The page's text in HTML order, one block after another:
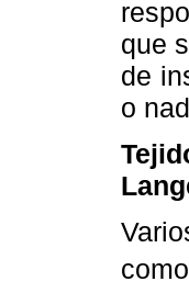
que
de
o